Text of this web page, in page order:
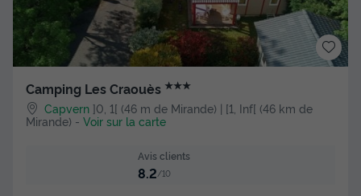
Camping Les Craouès ★★★
Capvern ]0, 1[ (46 m de Mirande) | [1, Inf[ (46 km de
Mirande) - Voir sur la carte
Avis clients
8.2/10